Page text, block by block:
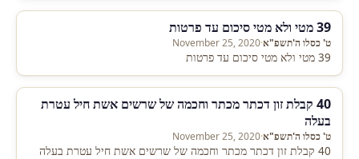
39 מטי ולא מטי סיכום עד פרטות
ט' כסלו ה'תשפ"א·
November 25, 2020
39 מטי ולא מטי סיכום עד פרטות
40 קבלת זון דכתר מכתר וחכמה של שרשים אשת חיל עטרת
בעלה
ט' כסלו ה'תשפ"א·
November 25, 2020
40 קבלת זון דכתר מכתר וחכמה של שרשים אשת חיל עטרת בעלה